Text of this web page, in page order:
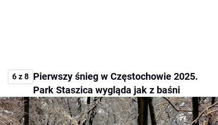
6 z 8 Pierwszy śnieg w Częstochowie 2025.
Park Staszica wygląda jak z baśni